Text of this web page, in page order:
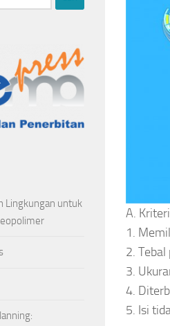
A.
1.
2.
3.
4.
5. Isi
Lingkungan untuk